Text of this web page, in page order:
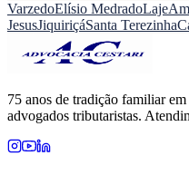
VarzedoElísio MedradoLaje
JesusJiquiriçáSanta Terezinha
75 anos de tradição familiar
advogados tributaristas.